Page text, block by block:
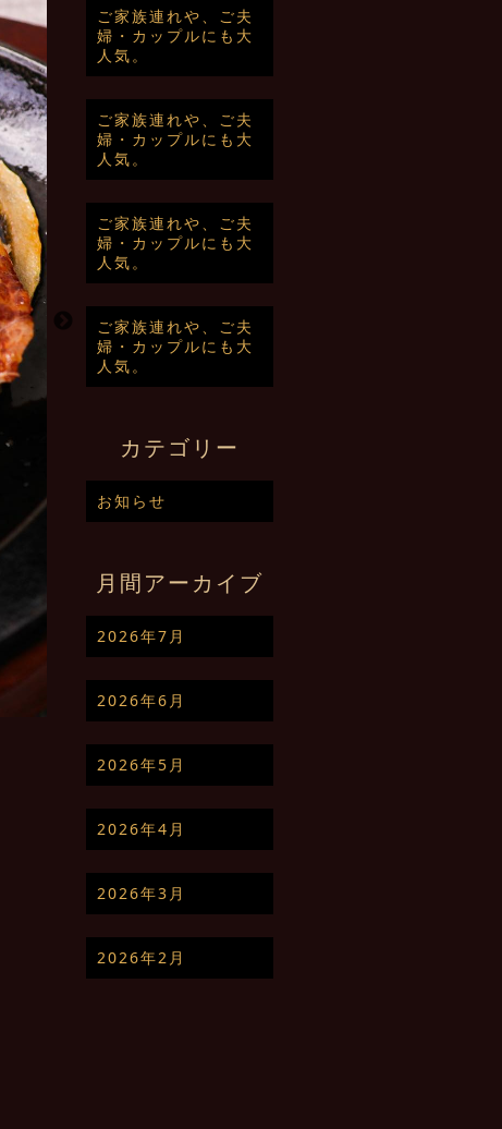
ご家族連れや、ご夫
婦・カップルにも大
人気。
ご家族連れや、ご夫
婦・カップルにも大
人気。
ご家族連れや、ご夫
婦・カップルにも大
人気。
ご家族連れや、ご夫
婦・カップルにも大
人気。
カテゴリー
お知らせ
月間アーカイブ
2026年7月
2026年6月
2026年5月
2026年4月
2026年3月
2026年2月